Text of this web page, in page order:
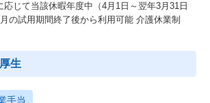
じて当該休暇年度中（4月1日～翌年3月31日
の試用期間終了後から利用可能 介護休業制
生
手当